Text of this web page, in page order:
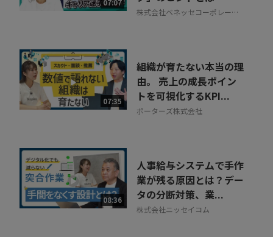
07:07
株式会社ベネッセコーポレーシ
07:35
組織が育たない本当の理
由。 売上の成長ポイン
トを可視化するKPI...
ポーターズ株式会社
08:36
人事給与システムで手作
業が残る原因とは？デー
タの分断対策、業...
株式会社ニッセイコム